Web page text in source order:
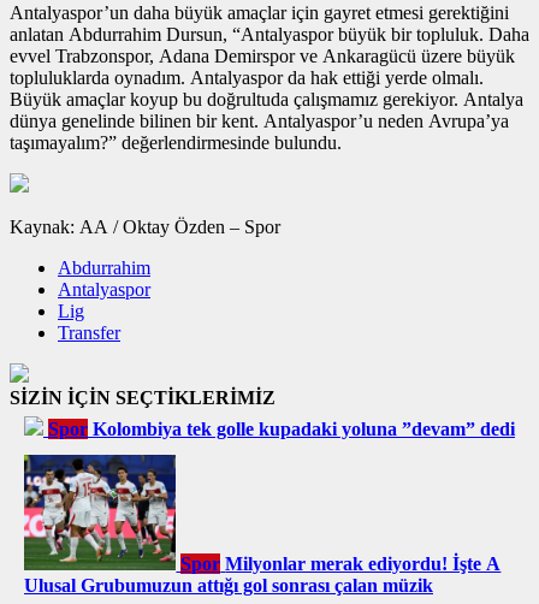
Antalyaspor’un daha büyük amaçlar için gayret etmesi gerektiğini
anlatan Abdurrahim Dursun, “Antalyaspor büyük bir topluluk. Daha
evvel Trabzonspor, Adana Demirspor ve Ankaragücü üzere büyük
topluluklarda oynadım. Antalyaspor da hak ettiği yerde olmalı.
Büyük amaçlar koyup bu doğrultuda çalışmamız gerekiyor. Antalya
dünya genelinde bilinen bir kent. Antalyaspor’u neden Avrupa’ya
taşımayalım?” değerlendirmesinde bulundu.
Kaynak: AA / Oktay Özden – Spor
Abdurrahim
Antalyaspor
Lig
Transfer
SİZİN İÇİN SEÇTİKLERİMİZ
Spor Kolombiya tek golle kupadaki yoluna ”devam” dedi
Spor Milyonlar merak ediyordu! İşte A
Ulusal Grubumuzun attığı gol sonrası çalan müzik